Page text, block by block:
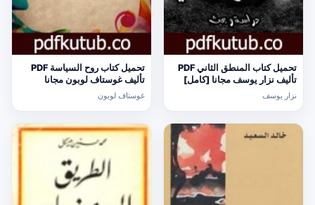
تحميل كتاب المنطق الثاني PDF
تأليف نزار يوسف مجانا [كامل]
نزار يوسف
تحميل كتاب روح السياسة PDF
تأليف غوستاف لوبون مجانا
[كامل]
غوستاف لوبون